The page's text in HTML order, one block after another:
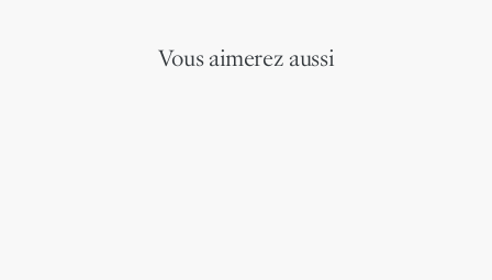
Vous aimerez aussi